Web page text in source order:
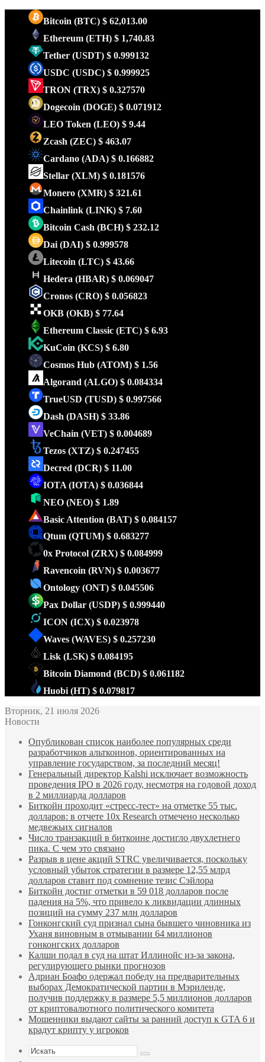
Bitcoin (BTC) $ 62,013.00
Ethereum (ETH) $ 1,740.83
Tether (USDT) $ 0.999132
USDC (USDC) $ 0.999925
TRON (TRX) $ 0.327570
Dogecoin (DOGE) $ 0.071912
LEO Token (LEO) $ 9.44
Zcash (ZEC) $ 463.07
Cardano (ADA) $ 0.166882
Stellar (XLM) $ 0.181576
Monero (XMR) $ 321.61
Chainlink (LINK) $ 7.60
Bitcoin Cash (BCH) $ 232.12
Dai (DAI) $ 0.999578
Litecoin (LTC) $ 43.66
Hedera (HBAR) $ 0.069047
Cronos (CRO) $ 0.056823
OKB (OKB) $ 77.64
Ethereum Classic (ETC) $ 6.93
KuCoin (KCS) $ 6.80
Cosmos Hub (ATOM) $ 1.56
Algorand (ALGO) $ 0.084334
TrueUSD (TUSD) $ 0.997566
Dash (DASH) $ 33.86
VeChain (VET) $ 0.004689
Tezos (XTZ) $ 0.247455
Decred (DCR) $ 11.00
IOTA (IOTA) $ 0.036844
NEO (NEO) $ 1.89
Basic Attention (BAT) $ 0.084157
Qtum (QTUM) $ 0.683277
0x Protocol (ZRX) $ 0.084999
Ravencoin (RVN) $ 0.003677
Ontology (ONT) $ 0.045506
Pax Dollar (USDP) $ 0.999440
ICON (ICX) $ 0.023978
Waves (WAVES) $ 0.257230
Lisk (LSK) $ 0.084195
Bitcoin Diamond (BCD) $ 0.061182
Huobi (HT) $ 0.079817
Вторник, 21 июля 2026
Новости
Опубликован список наиболее популярных среди
разработчиков альткоинов, ориентированных на
управление государством, за последний месяц!
Генеральный директор Kalshi исключает возможность
проведения IPO в 2026 году, несмотря на годовой доход
в 2 миллиарда долларов
Биткойн проходит «стресс-тест» на отметке 55 тыс.
долларов: в отчете 10x Research отмечено несколько
медвежьих сигналов
Число транзакций в биткоине достигло двухлетнего
пика. С чем это связано
Разрыв в цене акций STRC увеличивается, поскольку
условный убыток стратегии в размере 12,55 млрд
долларов ставит под сомнение тезис Сэйлора
Биткойн достиг отметки в 59 018 долларов после
падения на 5%, что привело к ликвидации длинных
позиций на сумму 237 млн долларов
Гонконгский суд признал сына бывшего чиновника из
Уханя виновным в отмывании 64 миллионов
гонконгских долларов
Калши подал в суд на штат Иллинойс из-за закона,
регулирующего рынки прогнозов
Адриан Боафо одержал победу на предварительных
выборах Демократической партии в Мэриленде,
получив поддержку в размере 5,5 миллионов долларов
от криптовалютного политического комитета
Мошенники выдают сайты за ранний доступ к GTA 6 и
крадут крипту у игроков
Искать